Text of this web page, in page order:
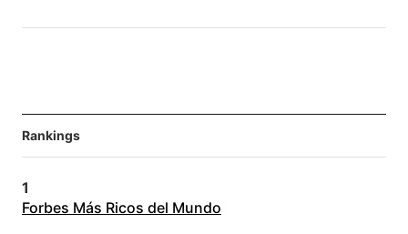
Rankings
1
Forbes Más Ricos del Mundo